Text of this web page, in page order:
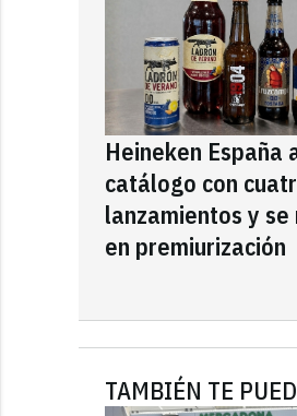
Heineken España
catálogo con
lanzamientos y
en premiurización
TAMBIÉN TE